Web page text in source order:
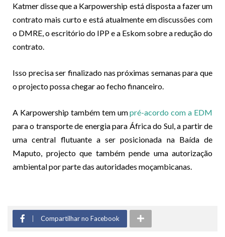
Katmer disse que a Karpowership está disposta a fazer um
contrato mais curto e está atualmente em discussões com
o DMRE, o escritório do IPP e a Eskom sobre a redução do
contrato.
Isso precisa ser finalizado nas próximas semanas para que
o projecto possa chegar ao fecho financeiro.
A Karpowership também tem umpré-acordo com a EDM
para o transporte de energia para África do Sul, a partir de
uma central flutuante a ser posicionada na Baída de
Maputo, projecto que também pende uma autorização
ambiental por parte das autoridades moçambicanas.
Compartilhar no Facebook